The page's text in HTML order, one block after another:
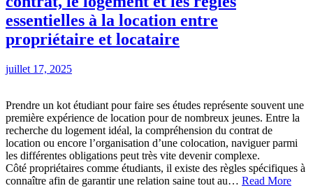
la
essentielles à la location entre
propriétaire et locataire
juillet 17, 2025
Prendre un kot étudiant pour faire ses études représente souvent une
première expérience de location pour de nombreux jeunes. Entre la
recherche du logement idéal, la compréhension du contrat de
location ou encore l’organisation d’une colocation, naviguer parmi
les différentes obligations peut très vite devenir complexe.
Côté propriétaires comme étudiants, il existe des règles spécifiques à
connaître afin de garantir une relation saine tout au… Read MoreBail